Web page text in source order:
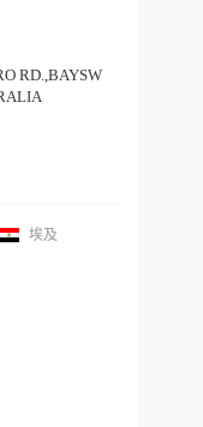
RD.,BAYSW
埃及